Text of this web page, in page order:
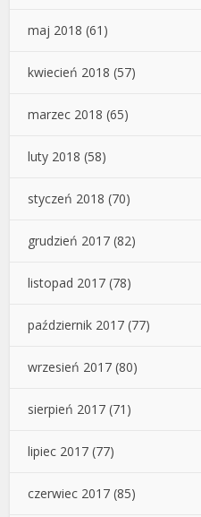
maj 2018 (61)
kwiecień 2018 (57)
marzec 2018 (65)
luty 2018 (58)
styczeń 2018 (70)
grudzień 2017 (82)
listopad 2017 (78)
październik 2017 (77)
wrzesień 2017 (80)
sierpień 2017 (71)
lipiec 2017 (77)
czerwiec 2017 (85)